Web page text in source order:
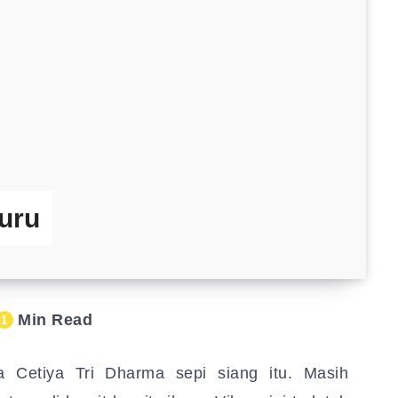
1 Min Read
Cetiya Tri Dharma sepi siang itu. Masih